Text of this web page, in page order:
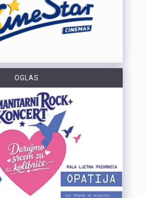
https://youtu.be/LjEOo1QMD1E Nogometaši Rijeke pobijedili su finski Ilves u prvoj utakmici 3. kola kvalifikacija za Konferencijsku ligu pogotkom Nike Jankovića u 16. minuti. Unatoč minimalnoj prednosti s kojom putuju na uzvrat, trener Matjaž Kek izrazio je zabrinutost zbog manjka realizacije i nervoze u igri. Uzvratna utakmica igra se u Finskoj u četvrtak, 13. kolovoza s početkom u 18 sati. Više u videoprilogu:
https://youtu.be/CrhVZbwhS7g Šire područje Novog Vinodolskog i Rijeku noćas oko 1:20 sati pogodio je potres magnitude 3,5 po Richteru s epicentrom 11 kilometara jugoistočno od Novog Vinodolskog. Budući da se Primorsko-goranska županija nalazi na nizu aktivnih rasjeda, ovakvi potresi nisu neuobičajeni, a stručnjaci procjenuju da maksimalna magnituda na riječkom i primorskom području može iznositi oko 6 po Richteru. Više u videoprilogu:
Posade policijskih plovila Postaje pomorske policije u proteklih su tjedan dana evidentirale 61 prekršaj nedozvoljenog glisiranja. Svi utvrđeni prekršaji odnosili su se na glisiranje na udaljenosti manjoj od 300 metara od obale. Prekršaji su zabilježeni u akvatoriju otoka Krka, Raba i Cresa te na području Kraljevice. Zbog počinjenih prekršaja policija je sankcionirala državljane 12 različitih zemalja. Među njima je najviše državljana Slovenije i Njemačke, po 15 iz svake države. Kazne su izrečene i za devet državljana Austrije, šest državljana Italije, pet državljana Hrvatske te četiri državljana Mađarske. Sankcionirana su i po dva državljana Slovačke, kao i po jedan državljanin iz Rumunjske, Belgije, Poljske, Srbije i Češke. Svim počiniteljima izrečene su novčane kazne sukladno odredbama Pomorskog zakonika. Policijski službenici pomorske policije nastavit će provoditi pojačane nadzore na moru kako bi se povećala sigurnost svih sudionika u pomorskom prometu. Ujedno se pozivaju svi nautičari da se strogo pridržavaju propisa i vode računa o sigurnosti kupača i drugih osoba na moru, s posebnim naglaskom na zabranu glisiranja na udaljenosti manjoj od 300 metara od obale.
OGLAS